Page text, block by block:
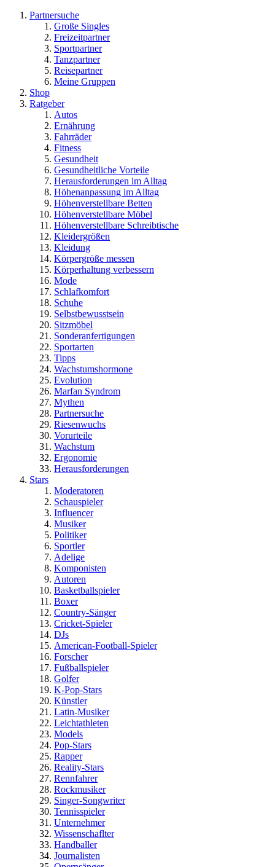
Partnersuche
Große Singles
Freizeitpartner
Sportpartner
Tanzpartner
Reisepartner
Meine Gruppen
Shop
Ratgeber
Autos
Ernährung
Fahrräder
Fitness
Gesundheit
Gesundheitliche Vorteile
Herausforderungen im Alltag
Höhenanpassung im Alltag
Höhenverstellbare Betten
Höhenverstellbare Möbel
Höhenverstellbare Schreibtische
Kleidergrößen
Kleidung
Körpergröße messen
Körperhaltung verbessern
Mode
Schlafkomfort
Schuhe
Selbstbewusstsein
Sitzmöbel
Sonderanfertigungen
Sportarten
Tipps
Wachstumshormone
Evolution
Marfan Syndrom
Mythen
Partnersuche
Riesenwuchs
Vorurteile
Wachstum
Ergonomie
Herausforderungen
Stars
Moderatoren
Schauspieler
Influencer
Musiker
Politiker
Sportler
Adelige
Komponisten
Autoren
Basketballspieler
Boxer
Country-Sänger
Cricket-Spieler
DJs
American-Football-Spieler
Forscher
Fußballspieler
Golfer
K-Pop-Stars
Künstler
Latin-Musiker
Leichtathleten
Models
Pop-Stars
Rapper
Reality-Stars
Rennfahrer
Rockmusiker
Singer-Songwriter
Tennisspieler
Unternehmer
Wissenschaflter
Handballer
Journalisten